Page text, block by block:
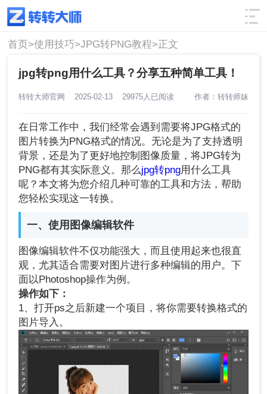
使用技巧 筛选
首页>使用技巧>JPG转PNG教程>正文
jpg转png用什么工具？分享五种简单工具！
转转大师官网 2025-02-13 29975人已阅读 作者：转转师妹
在日常工作中，我们经常会遇到需要将JPG格式的
图片转换为PNG格式的情况。无论是为了支持透明
背景，还是为了更好地控制图像质量，将JPG转为
PNG都有其实际意义。那么jpg转png用什么工具
呢？本文将为您介绍几种可靠的工具和方法，帮助
您轻松实现这一转换。
一、使用图像编辑软件
图像编辑软件不仅功能强大，而且使用起来也很直
观，尤其适合需要对图片进行多种编辑的用户。下
面以Photoshop操作为例。
操作如下：
1、打开ps之后新建一个项目，将你需要转换格式的
图片导入。